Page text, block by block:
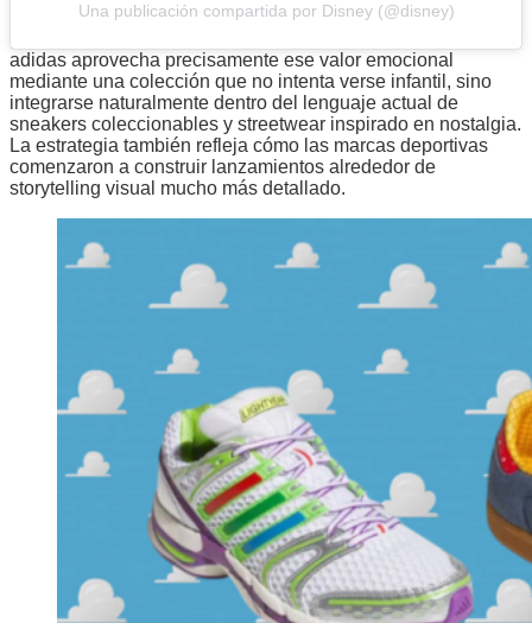
Una publicación compartida por Disney (@disney)
adidas aprovecha precisamente ese valor emocional
mediante una colección que no intenta verse infantil, sino
integrarse naturalmente dentro del lenguaje actual de
sneakers coleccionables y streetwear inspirado en nostalgia.
La estrategia también refleja cómo las marcas deportivas
comenzaron a construir lanzamientos alrededor de
storytelling visual mucho más detallado.